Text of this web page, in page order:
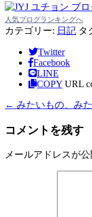
人気ブログランキングへ
カテゴリー: 日記 タ
Twitter
Facebook
LINE
COPY URL
← みたいもの、み
コメントを残す
メールアドレスが